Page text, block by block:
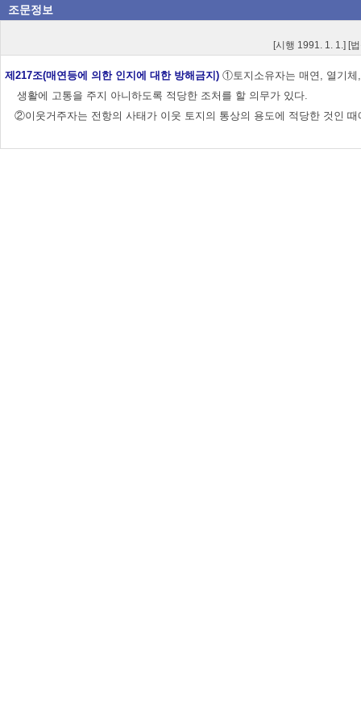
조문정보
[시행 1991. 1. 1.] [
제217조(매연등에 의한 인지에 대한 방해금지) ①토지소유자는 매연, 열기체
생활에 고통을 주지 아니하도록 적당한 조처를 할 의무가 있다.
②이웃거주자는 전항의 사태가 이웃 토지의 통상의 용도에 적당한 것인 때